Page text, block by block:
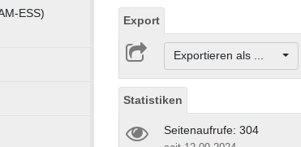
ESS)
Export
Exportieren als ...
Statistiken
Seitenaufrufe: 304